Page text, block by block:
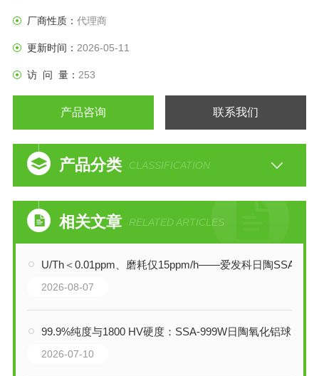
厂商性质： 代理商
更新时间： 2026-05-11
访 问 量： 253
产品咨询 联系我们
产品分类 CLASSIFICATION
相关文章 RELATED ARTICLES
U/Th＜0.01ppm、磨耗仅15ppm/h——爱发科日陶SSA-999W如何守护材料纯净度
2026-08-07
99.9%纯度与1800 HV硬度：SSA-999W日陶氧化铝球如何重塑超细研磨
2026-07-10